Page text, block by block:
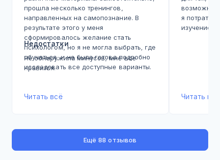
прошла несколько тренингов,
направленных на самопознание. В
результате этого у меня
сформировалось желание стать
психологом, но я не могла выбрать, где
обучаться, и не была готова подробно
исследовать все доступные варианты.
одного блогера на YouTube. Меня сразу
Оказавшись на курсе по практической
Недостатки
Не обнаружила минусов, мне все
нравится.
Читать всё
я
изучение
том, как
Читать всё
Ещё88 отзывов